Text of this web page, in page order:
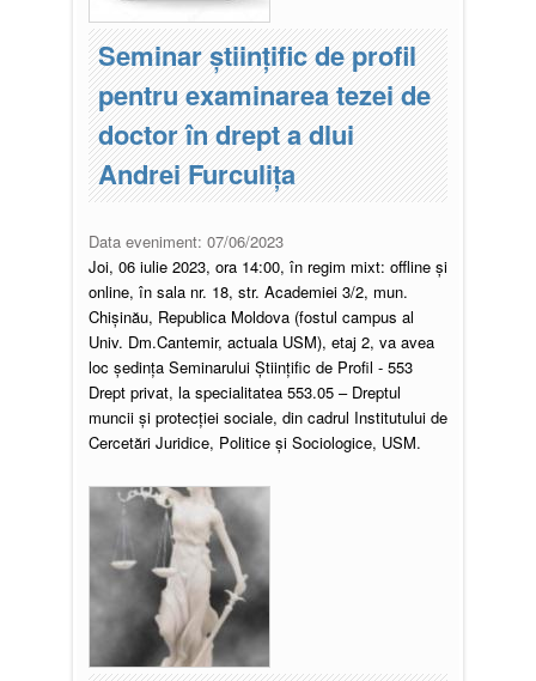
Seminar științific de profil
pentru examinarea tezei de
doctor în drept a dlui
Andrei Furculița
Data eveniment: 07/06/2023
Joi, 06 iulie 2023, ora 14:00, în regim mixt: offline şi
online, în sala nr. 18, str. Academiei 3/2, mun.
Chișinău, Republica Moldova (fostul campus al
Univ. Dm.Cantemir, actuala USM), etaj 2, va avea
loc ședința Seminarului Științific de Profil - 553
Drept privat, la specialitatea 553.05 – Dreptul
muncii şi protecţiei sociale, din cadrul Institutului de
Cercetări Juridice, Politice şi Sociologice, USM.